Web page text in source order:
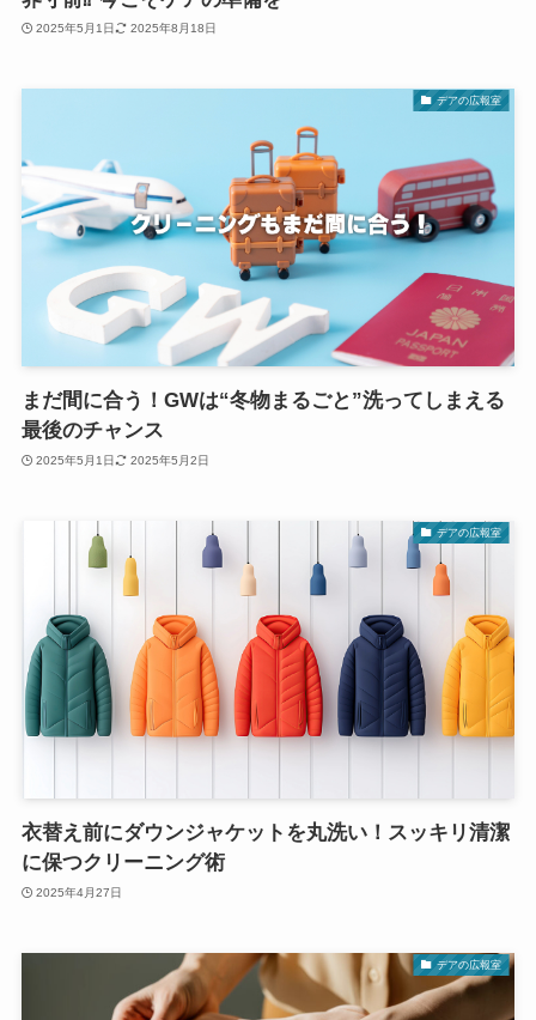
2025年5月1日 2025年8月18日
デアの広報室
まだ間に合う！GWは“冬物まるごと”洗ってしまえる
最後のチャンス
2025年5月1日 2025年5月2日
デアの広報室
衣替え前にダウンジャケットを丸洗い！スッキリ清潔
に保つクリーニング術
2025年4月27日
デアの広報室